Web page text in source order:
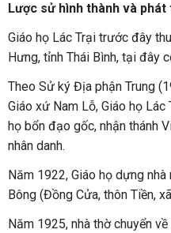
Lược sử hình thành và phát
Giáo họ Lác Trại trước đây
Hưng, tỉnh Thái Bình, tại đây
Theo Sử ký Địa phận Trung
Giáo xứ Nam Lỗ, Giáo họ
họ bổn đạo gốc, nhận thánh
nhân danh.
Năm 1922, Giáo họ dựng
Bông (Đồng Cửa, thôn Tiền,
Năm 1925, nhà thờ chuyển